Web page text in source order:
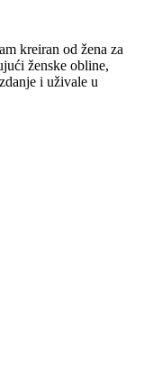
kreiran od žena za
ženske obline,
i uživale u